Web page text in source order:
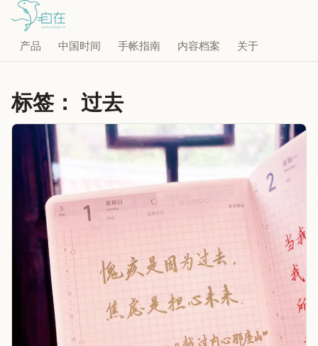
产品 中国时间 手帐指南 内容档案 关于
标签： 过去